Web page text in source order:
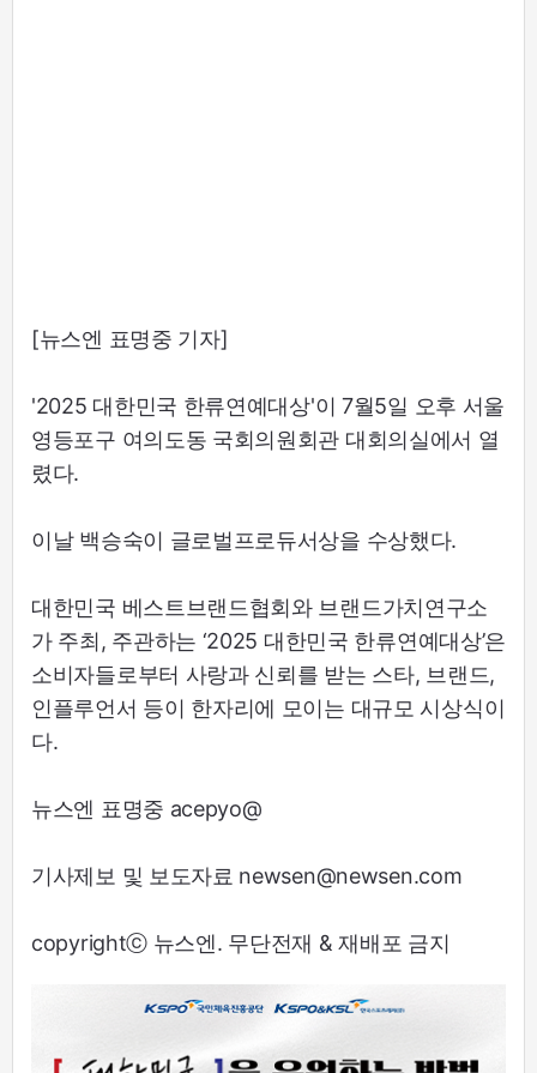
[뉴스엔 표명중 기자]
'2025 대한민국 한류연예대상'이 7월5일 오후 서울
영등포구 여의도동 국회의원회관 대회의실에서 열
렸다.
이날 백승숙이 글로벌프로듀서상을 수상했다.
대한민국 베스트브랜드협회와 브랜드가치연구소
가 주최, 주관하는 ‘2025 대한민국 한류연예대상’은
소비자들로부터 사랑과 신뢰를 받는 스타, 브랜드,
인플루언서 등이 한자리에 모이는 대규모 시상식이
다.
뉴스엔 표명중 acepyo@
기사제보 및 보도자료 newsen@newsen.com
copyrightⓒ 뉴스엔. 무단전재 & 재배포 금지